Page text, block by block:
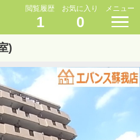
閲覧履歴
1
お気に入り
0
メニュー
)